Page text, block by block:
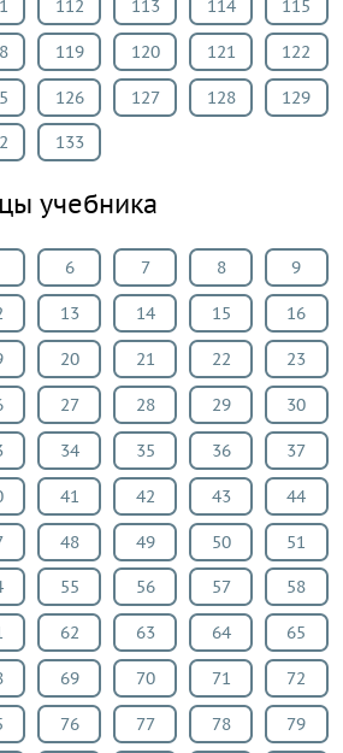
112 113 114 115
119 120 121 122
126 127 128 129
133
учебника
6 7 8 9
13 14 15 16
20 21 22 23
27 28 29 30
34 35 36 37
41 42 43 44
48 49 50 51
55 56 57 58
62 63 64 65
69 70 71 72
76 77 78 79